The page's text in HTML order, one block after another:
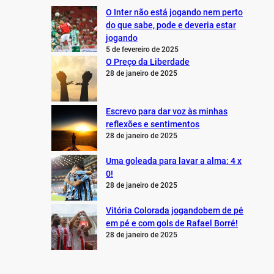
O Inter não está jogando nem perto
do que sabe, pode e deveria estar
jogando
5 de fevereiro de 2025
O Preço da Liberdade
28 de janeiro de 2025
Escrevo para dar voz às minhas
reflexões e sentimentos
28 de janeiro de 2025
Uma goleada para lavar a alma: 4 x
0!
28 de janeiro de 2025
Vitória Colorada jogandobem de pé
em pé e com gols de Rafael Borré!
28 de janeiro de 2025